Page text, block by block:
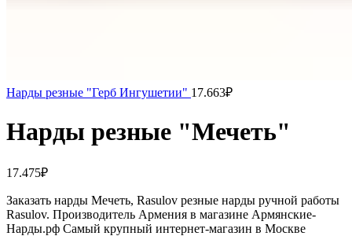
Нарды резные "Герб Ингушетии" 17.663₽
Нарды резные "Мечеть"
17.475₽
Заказать нарды Мечеть, Rasulov резные нарды ручной работы
Rasulov. Производитель Армения в магазине Армянские-
Нарды.рф Самый крупный интернет-магазин в Москве